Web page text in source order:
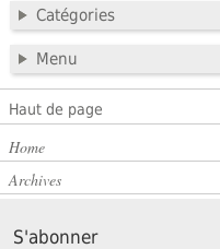
Catégories
Menu
Haut de page
Home
Archives
S'abonner